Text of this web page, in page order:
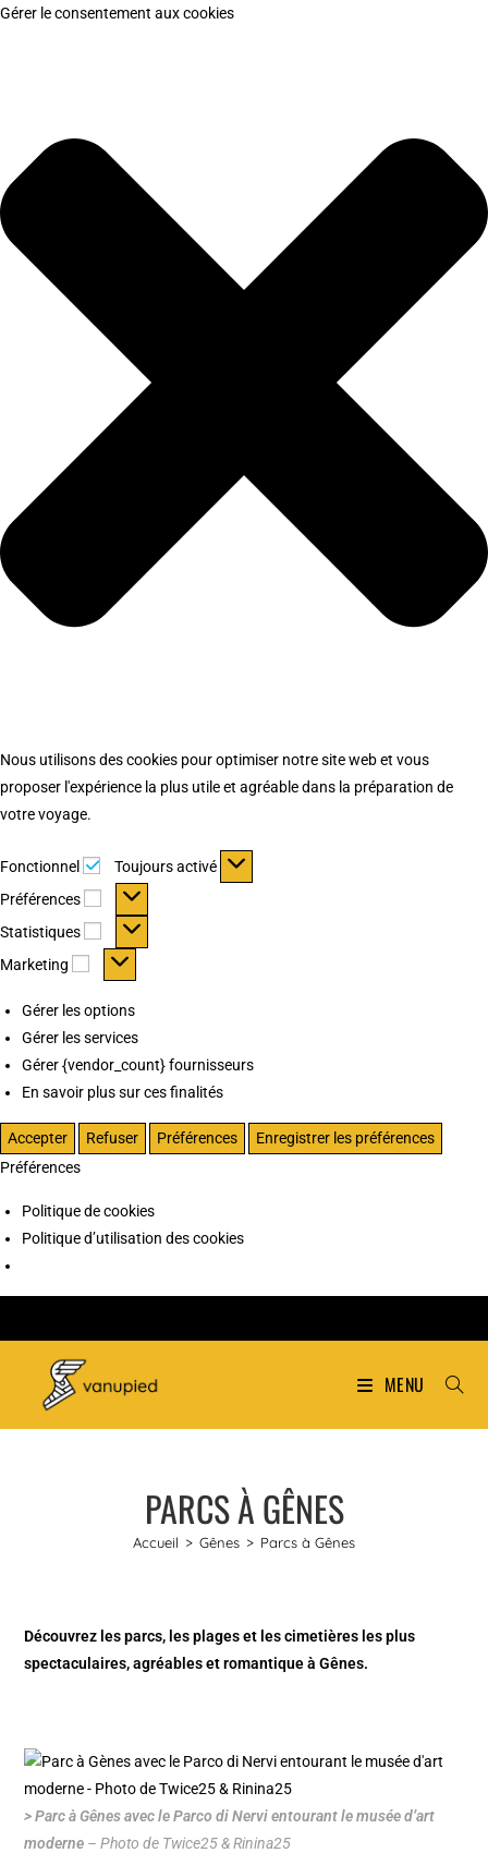
Gérer le consentement aux cookies
Nous utilisons des cookies pour optimiser notre site web et vous
proposer l'expérience la plus utile et agréable dans la préparation de
votre voyage.
Fonctionnel Fonctionnel
Toujours activé
Préférences
Préférences
Statistiques Statistiques
Marketing Marketing
Gérer les options
Gérer les services
Gérer {vendor_count} fournisseurs
En savoir plus sur ces finalités
Accepter Refuser Préférences
Enregistrer les préférences
Préférences
Politique de cookies
Politique d’utilisation des cookies
MENU
PARCS À GÊNES
Accueil > Gênes > Parcs à Gênes
Découvrez les parcs, les plages et les cimetières les plus
spectaculaires, agréables et romantique à Gênes.
> Parc à Gênes avec le Parco di Nervi entourant le musée d’art
moderne – Photo de Twice25 & Rinina25